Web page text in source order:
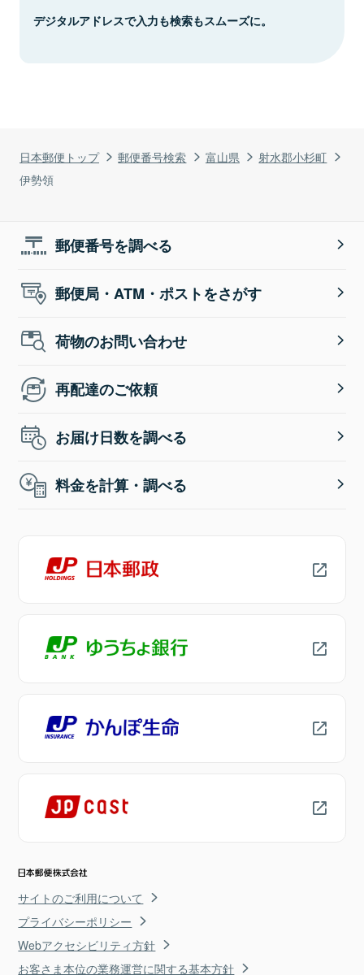
日本郵便トップ 郵便番号検索 富山県
射水郡小杉町
伊勢領
デジタルアドレスで入力も検索もスムーズに。
郵便番号を調べる
郵便局・ATM・ポストをさがす
荷物のお問い合わせ
再配達のご依頼
お届け日数を調べる
料金を計算・調べる
サイトのご利用について
プライバシーポリシー
Webアクセシビリティ方針
お客さま本位の業務運営に関する基本方針